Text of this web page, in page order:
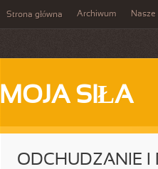
Strona główna Archiwum Nasze
MOJA SIŁA
ODCHUDZANIE I